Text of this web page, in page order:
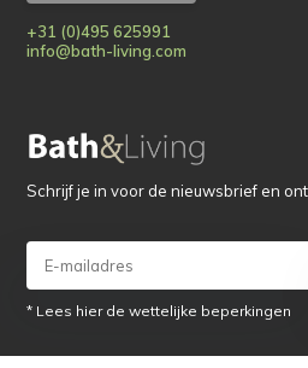
+31 (0)495 625991
info@bath-living.com
Schrijf je in voor de nieuwsbrief en
* Lees hier de wettelijke beperkingen